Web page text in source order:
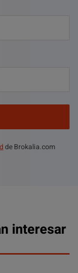
de Brokalia.com
interesar